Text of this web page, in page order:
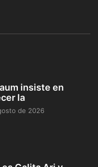
insiste en
la
de 2026